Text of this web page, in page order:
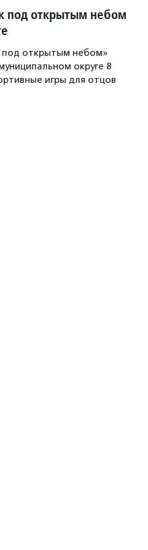
под открытым небом
под открытым небом»
округе 8
игры для отцов